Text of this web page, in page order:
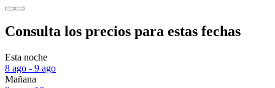
Consulta los precios para estas fechas
Esta noche
8 ago - 9 ago
Mañana